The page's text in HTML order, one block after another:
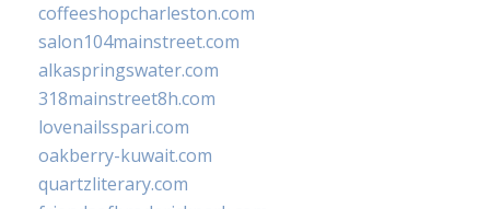
coffeeshopcharleston.com
salon104mainstreet.com
alkaspringswater.com
318mainstreet8h.com
lovenailsspari.com
oakberry-kuwait.com
quartzliterary.com